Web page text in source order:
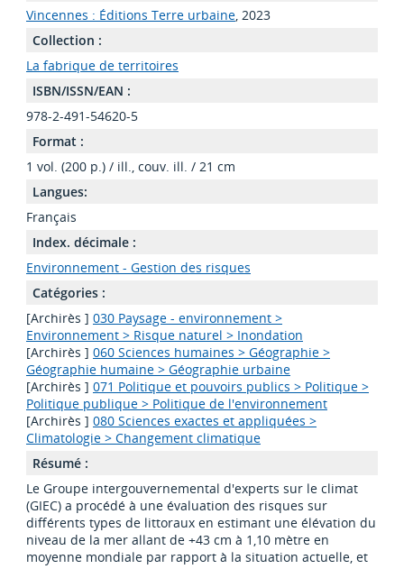
Vincennes : Éditions Terre urbaine, 2023
Collection :
La fabrique de territoires
ISBN/ISSN/EAN :
978-2-491-54620-5
Format :
1 vol. (200 p.) / ill., couv. ill. / 21 cm
Langues:
Français
Index. décimale :
Environnement - Gestion des risques
Catégories :
[Archirès ] 030 Paysage - environnement >
Environnement > Risque naturel > Inondation
[Archirès ] 060 Sciences humaines > Géographie >
Géographie humaine > Géographie urbaine
[Archirès ] 071 Politique et pouvoirs publics > Politique >
Politique publique > Politique de l'environnement
[Archirès ] 080 Sciences exactes et appliquées >
Climatologie > Changement climatique
Résumé :
Le Groupe intergouvernemental d'experts sur le climat
(GIEC) a procédé à une évaluation des risques sur
différents types de littoraux en estimant une élévation du
niveau de la mer allant de +43 cm à 1,10 mètre en
moyenne mondiale par rapport à la situation actuelle, et